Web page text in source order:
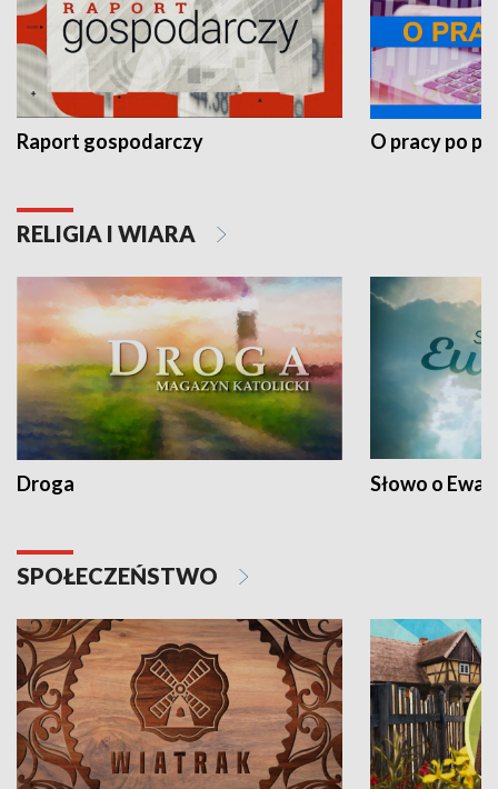
Raport gospodarczy O pracy po
RELIGIA I WIARA
Droga Słowo o
SPOŁECZEŃSTWO